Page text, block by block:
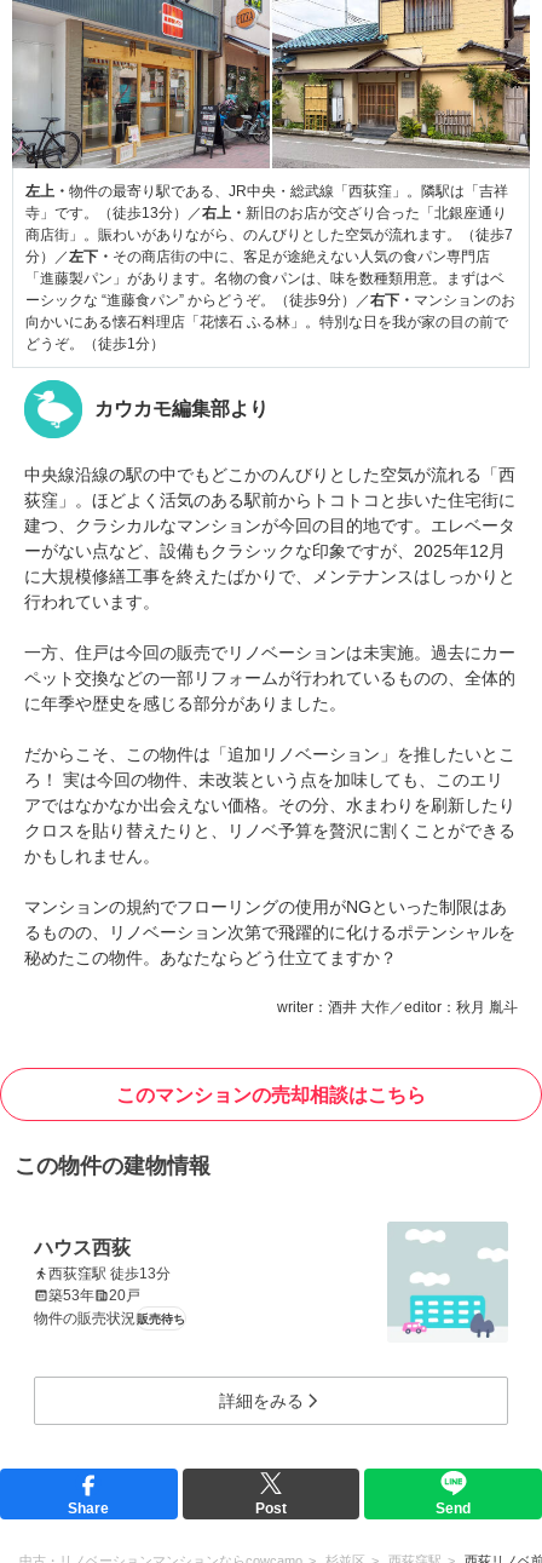
左上・ 物件の最寄り駅である、JR中央・総武線「西荻窪」。隣駅は「吉祥
寺」です。（徒歩13分）／右上・ 新旧のお店が交ざり合った「北銀座通り
商店街」。賑わいがありながら、のんびりとした空気が流れます。（徒歩7
分）／左下・ その商店街の中に、客足が途絶えない人気の食パン専門店
「進藤製パン」があります。名物の食パンは、味を数種類用意。まずはベ
ーシックな “進藤食パン” からどうぞ。（徒歩9分）／右下・ マンションのお
向かいにある懐石料理店「花懐石 ふる林」。特別な日を我が家の目の前で
どうぞ。（徒歩1分）
カウカモ編集部より
中央線沿線の駅の中でもどこかのんびりとした空気が流れる「西
荻窪」。ほどよく活気のある駅前からトコトコと歩いた住宅街に
建つ、クラシカルなマンションが今回の目的地です。エレベータ
ーがない点など、設備もクラシックな印象ですが、2025年12月
に大規模修繕工事を終えたばかりで、メンテナンスはしっかりと
行われています。
一方、住戸は今回の販売でリノベーションは未実施。過去にカー
ペット交換などの一部リフォームが行われているものの、全体的
に年季や歴史を感じる部分がありました。
だからこそ、この物件は「追加リノベーション」を推したいとこ
ろ！ 実は今回の物件、未改装という点を加味しても、このエリ
アではなかなか出会えない価格。その分、水まわりを刷新したり
クロスを貼り替えたりと、リノベ予算を贅沢に割くことができる
かもしれません。
マンションの規約でフローリングの使用がNGといった制限はあ
るものの、リノベーション次第で飛躍的に化けるポテンシャルを
秘めたこの物件。あなたならどう仕立てますか？
writer：酒井 大作／editor：秋月 胤斗
このマンションの売却相談はこちら
この物件の建物情報
ハウス西荻
西荻窪駅 徒歩13分
築53年
20戸
物件の販売状況販売待ち
詳細をみる
Share Post Send